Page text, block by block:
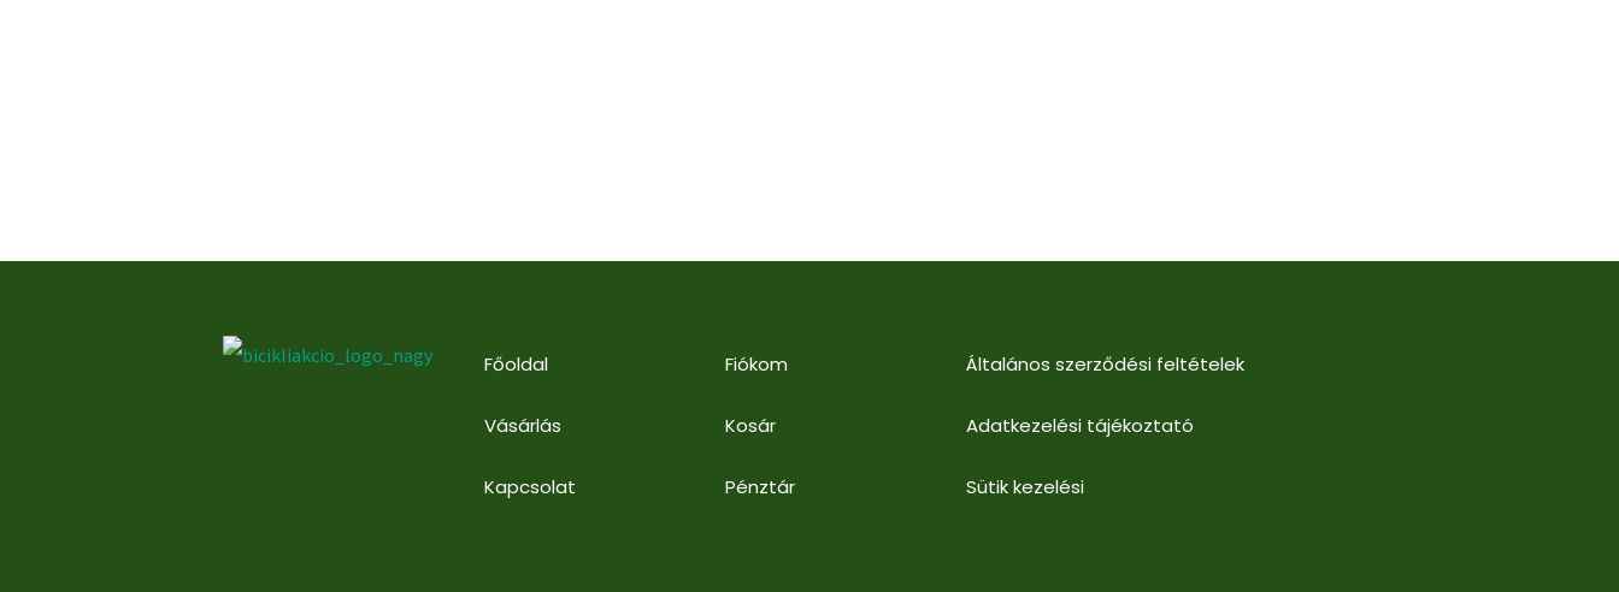
Főoldal
Vásárlás
Kapcsolat
Fiókom
Kosár
Pénztár
Általános szerződési feltételek
Adatkezelési tájékoztató
Sütik kezelési